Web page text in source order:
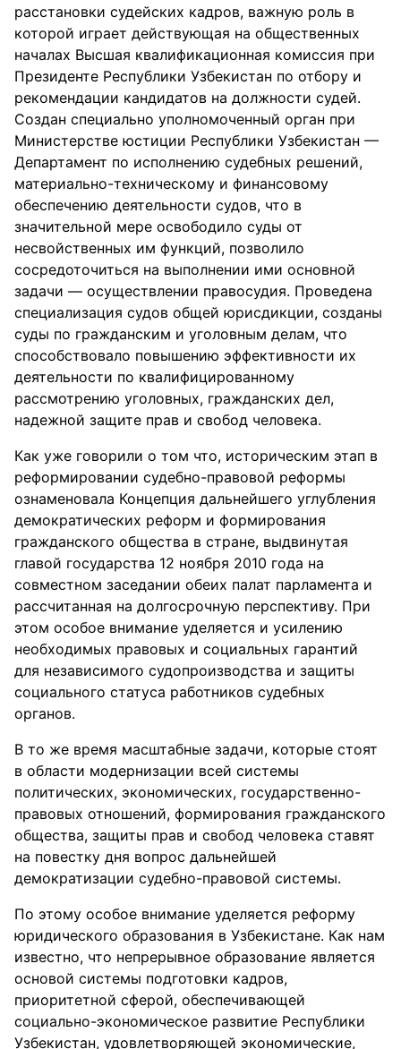
расстановки судейских кадров, важную роль в
которой играет действующая на общественных
началах Высшая квалификационная комиссия при
Президенте Республики Узбекистан по отбору и
рекомендации кандидатов на должности судей.
Создан специально уполномоченный орган при
Министерстве юстиции Республики Узбекистан —
Департамент по исполнению судебных решений,
материально-техническому и финансовому
обеспечению деятельности судов, что в
значительной мере освободило суды от
несвойственных им функций, позволило
сосредоточиться на выполнении ими основной
задачи — осуществлении правосудия. Проведена
специализация судов общей юрисдикции, созданы
суды по гражданским и уголовным делам, что
способствовало повышению эффективности их
деятельности по квалифицированному
рассмотрению уголовных, гражданских дел,
надежной защите прав и свобод человека.
Как уже говорили о том что, историческим этап в
реформировании судебно-правовой реформы
ознаменовала Концепция дальнейшего углубления
демократических реформ и формирования
гражданского общества в стране, выдвинутая
главой государства 12 ноября 2010 года на
совместном заседании обеих палат парламента и
рассчитанная на долгосрочную перспективу. При
этом особое внимание уделяется и усилению
необходимых правовых и социальных гарантий
для независимого судопроизводства и защиты
социального статуса работников судебных
органов.
В то же время масштабные задачи, которые стоят
в области модернизации всей системы
политических, экономических, государственно-
правовых отношений, формирования гражданского
общества, защиты прав и свобод человека ставят
на повестку дня вопрос дальнейшей
демократизации судебно-правовой системы.
По этому особое внимание уделяется реформу
юридического образования в Узбекистане. Как нам
известно, что непрерывное образование является
основой системы подготовки кадров,
приоритетной сферой, обеспечивающей
социально-экономическое развитие Республики
Узбекистан, удовлетворяющей экономические,